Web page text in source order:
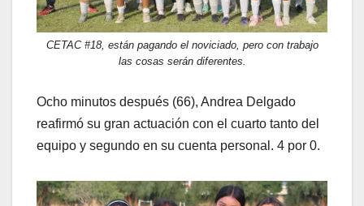
CETAC #18, están pagando el noviciado, pero con trabajo
las cosas serán diferentes.
Ocho minutos después (66), Andrea Delgado
reafirmó su gran actuación con el cuarto tanto del
equipo y segundo en su cuenta personal. 4 por 0.